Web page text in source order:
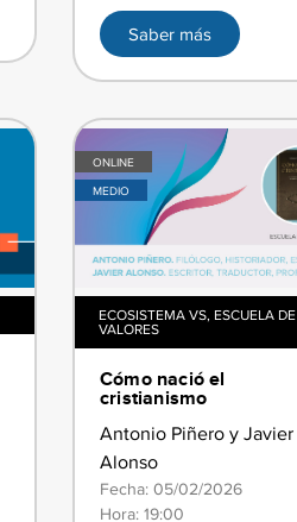
Saber más
ONLINE
MEDIO
ECOSISTEMA VS, ESCUELA DE
VALORES
​​Cómo nació el
cristianismo
Antonio Piñero y Javier
Alonso
Fecha: 05/02/2026
Hora: 19:00